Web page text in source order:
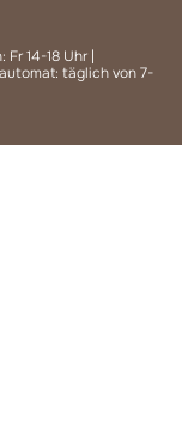
Fr 14-18 Uhr |
täglich von 7-